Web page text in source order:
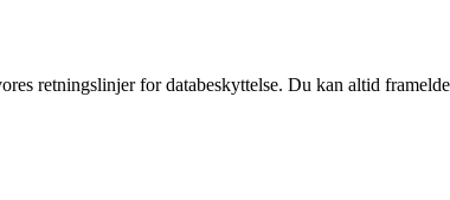
retningslinjer for databeskyttelse. Du kan altid